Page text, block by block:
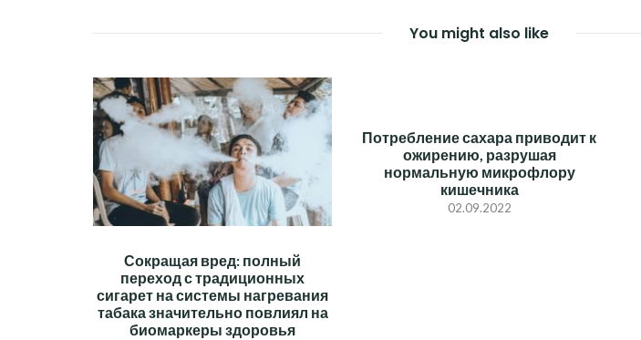
ЗАПИСЯМ
You might also like
Сокращая вред: полный
переход с традиционных
сигарет на системы нагревания
табака значительно повлиял на
биомаркеры здоровья
Потребление сахара приводит к
ожирению, разрушая
нормальную микрофлору
кишечника
02.09.2022